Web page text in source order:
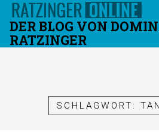
DER BLOG VON
RATZINGER
SCHLAGWORT: